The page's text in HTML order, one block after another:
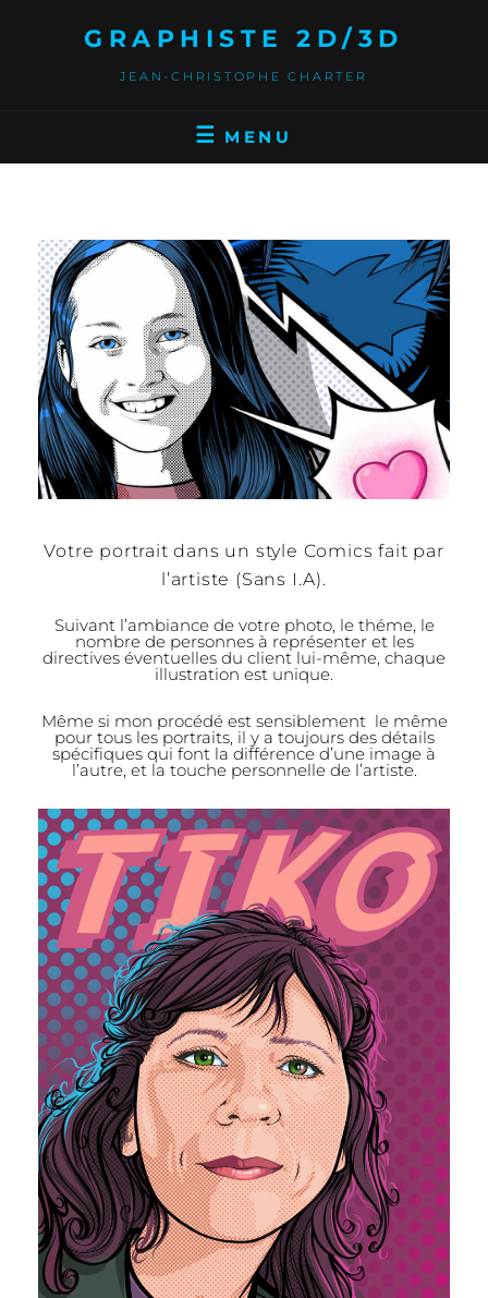
GRAPHISTE 2D/3D
JEAN-CHRISTOPHE CHARTER
MENU
Votre portrait dans un style Comics fait par
l’artiste (Sans I.A).
Suivant l’ambiance de votre photo, le théme, le
nombre de personnes à représenter et les
directives éventuelles du client lui-même, chaque
illustration est unique.
Même si mon procédé est sensiblement le même
pour tous les portraits, il y a toujours des détails
spécifiques qui font la différence d’une image à
l’autre, et la touche personnelle de l’artiste.